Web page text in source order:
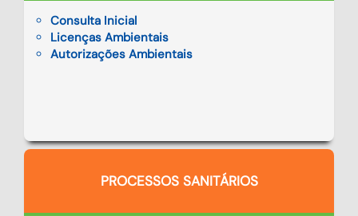
Consulta Inicial
Licenças Ambientais
Autorizações Ambientais
PROCESSOS SANITÁRIOS